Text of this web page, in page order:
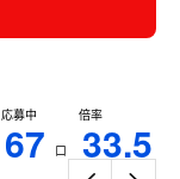
応募中
67 口
倍率
33.5